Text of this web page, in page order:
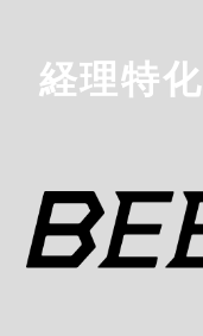
経理特化